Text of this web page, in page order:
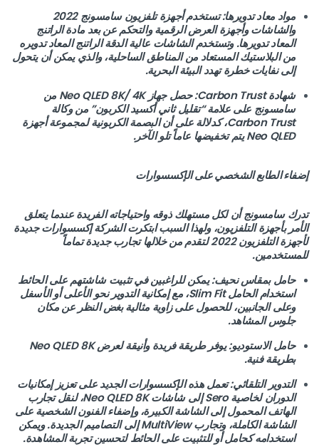
مواد معاد تدويرها: تستخدم أجهزة تلفزيون سامسونج 2022
والشاشات وأجهزة العرض الرقمية والتحكم عن بعد مادة الراتنج
المعاد تدويرها. وتستخدم الشاشات عالية الدقة الراتنج المعاد تدويره
من البلاستيك المستعاد من المناطق الساحلية، والذي يمكن أن يتحول
إلى نفايات خطرة تهدد البيئة البحرية.
شهادة Carbon Trust: حصل جهاز Neo QLED 8K/ 4K من
سامسونج على علامة “تقليل ثاني أكسيد الكربون” من وكالة
Carbon Trust، كدلالة على أن البصمة الكربونية لمجموعة أجهزة
Neo QLED يتم تخفيضها عاماً تلو الآخر.
إضفاء الطابع الشخصي على الإكسسوارات
تدرك سامسونج أن لكل مستهلك ذوقه واحتياجاته الفريدة عندما يتعلق
الأمر بأجهزة التلفزيون، ولهذا السبب ابتكرت الشركة إكسسوارات جديدة
لأجهزة التلفزيون 2022 لتقدم من خلالها تجارب جديدة تماماً
للمستخدمين.
حامل بمقاس نحيف: يمكن للراغبين في تثبيت شاشتهم على الحائط
استخدام الحامل Slim Fit، مع إمكانية التدوير نحو الأعلى أو الأسفل
وعلى الجانبين، للحصول على زاوية مثالية بغض النظر عن مكان
جلوس المشاهد.
حامل الاستوديو: يوفر طريقة فريدة وأنيقة لعرض Neo QLED 8K
بطريقة فنية.
التدوير التلقائي: تعمل هذه الإكسسوارات الجديد على تعزيز إمكانيات
الدوران لخاصية Sero إلى شاشات Neo QLED 8K، لنقل تجارب
الهاتف المحمول إلى الشاشة الكبيرة، وإضفاء الفنون الشخصية على
الشاشة الكاملة، وتجارب MultiView إلى التصاميم الجديدة. ويمكن
استخدامه كحامل أو للتثبيت على الحائط لتحسين تجربة المشاهدة.